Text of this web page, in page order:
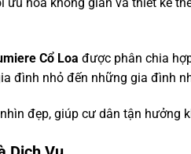
Cổ Loa được phân chia
đình nhỏ đến những gia đình
đẹp, giúp cư dân tận hưởng